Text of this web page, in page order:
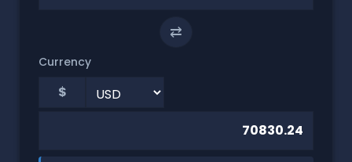
⇄
Currency
$